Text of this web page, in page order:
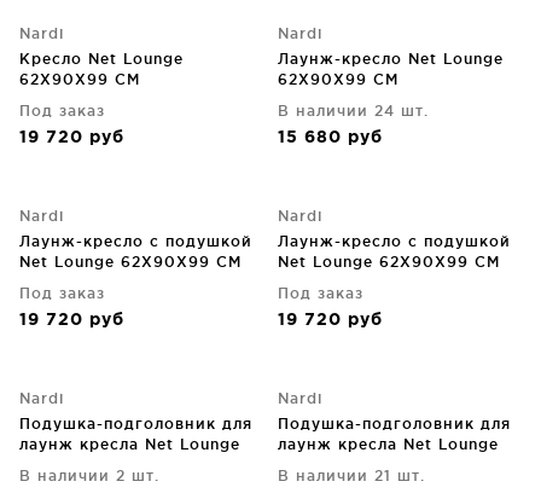
Nardi
Кресло Net Lounge
62X90X99 CM
Под заказ
19 720 руб
Nardi
Лаунж-кресло Net Lounge
62X90X99 CM
В наличии 24 шт.
15 680 руб
Nardi
Лаунж-кресло с подушкой
Net Lounge 62X90X99 CM
Под заказ
19 720 руб
Nardi
Лаунж-кресло с подушкой
Net Lounge 62X90X99 CM
Под заказ
19 720 руб
Nardi
Подушка-подголовник для
лаунж кресла Net Lounge
В наличии 2 шт.
Nardi
Подушка-подголовник для
лаунж кресла Net Lounge
В наличии 21 шт.